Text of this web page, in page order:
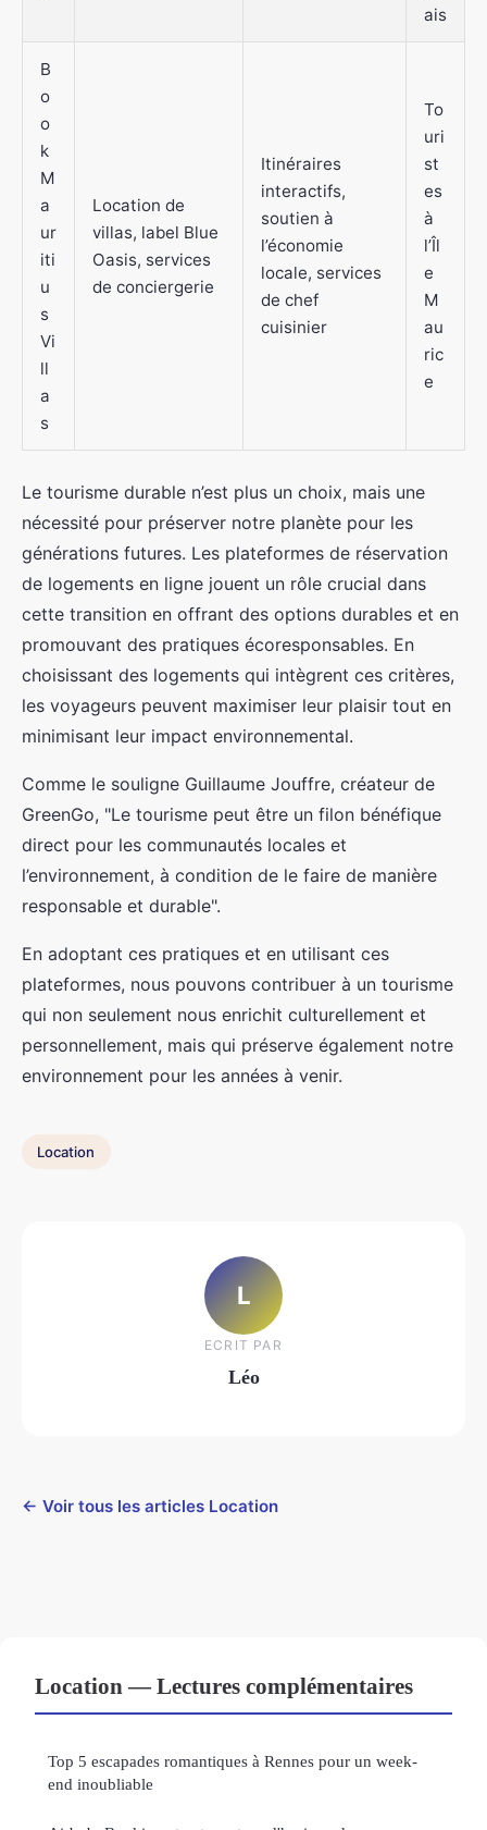
ais
B
o
o
k
M
a
ur
iti
u
s
Vi
ll
a
s
Location de
villas, label Blue
Oasis, services
de conciergerie
Itinéraires
interactifs,
soutien à
l’économie
locale, services
de chef
cuisinier
To
uri
st
es
à
l’Îl
e
M
au
ric
e
Le tourisme durable n’est plus un choix, mais une
nécessité pour préserver notre planète pour les
générations futures. Les plateformes de réservation
de logements en ligne jouent un rôle crucial dans
cette transition en offrant des options durables et en
promouvant des pratiques écoresponsables. En
choisissant des logements qui intègrent ces critères,
les voyageurs peuvent maximiser leur plaisir tout en
minimisant leur impact environnemental.
Comme le souligne Guillaume Jouffre, créateur de
GreenGo, "Le tourisme peut être un filon bénéfique
direct pour les communautés locales et
l’environnement, à condition de le faire de manière
responsable et durable".
En adoptant ces pratiques et en utilisant ces
plateformes, nous pouvons contribuer à un tourisme
qui non seulement nous enrichit culturellement et
personnellement, mais qui préserve également notre
environnement pour les années à venir.
Location
L
ECRIT PAR
Léo
← Voir tous les articles Location
Location — Lectures complémentaires
Top 5 escapades romantiques à Rennes pour un week-
end inoubliable